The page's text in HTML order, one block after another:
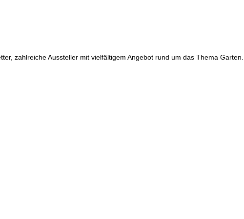
zahlreiche Aussteller mit vielfältigem Angebot rund um das Thema Garten.